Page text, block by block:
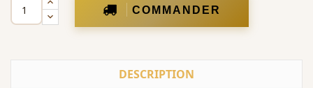
COMMANDER
DESCRIPTION